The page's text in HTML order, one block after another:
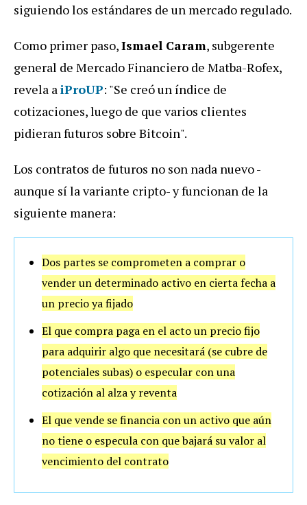
siguiendo los estándares de un mercado regulado.
Como primer paso,Ismael Caram, subgerente
general de Mercado Financiero de Matba-Rofex,
revela a iProUP: "Se creó un índice de
cotizaciones, luego de que varios clientes
pidieran futuros sobre Bitcoin".
Los contratos de futuros no son nada nuevo -
aunque sí la variante cripto- y funcionan de la
siguiente manera:
Dos partes se comprometen a comprar o
vender un determinado activo en cierta fecha a
un precio ya fijado
El que compra paga en el acto un precio fijo
para adquirir algo que necesitará (se cubre de
potenciales subas) o especular con una
cotización al alza y reventa
El que vende se financia con un activo que aún
no tiene o especula con que bajará su valor al
vencimiento del contrato